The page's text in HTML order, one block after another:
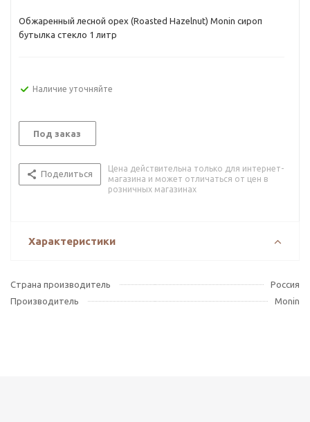
Обжаренный лесной орех (Roasted Hazelnut) Monin сироп
бутылка стекло 1 литр
Наличие уточняйте
Под заказ
Поделиться
Цена действительна только для интернет-
магазина и может отличаться от цен в
розничных магазинах
Характеристики
Страна производитель
Россия
Производитель
Monin